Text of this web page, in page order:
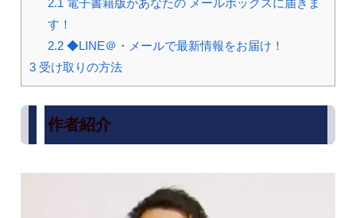
す！
2.2◆LINE＠・メールで最新情報をお届け！
3 受け取りの方法
作者紹介